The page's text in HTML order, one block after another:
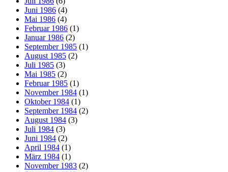
Juni 1986 (4)
Mai 1986 (4)
Februar 1986 (1)
Januar 1986 (2)
September 1985 (1)
August 1985 (2)
Juli 1985 (3)
Mai 1985 (2)
Februar 1985 (1)
November 1984 (1)
Oktober 1984 (1)
September 1984 (2)
August 1984 (3)
Juli 1984 (3)
Juni 1984 (2)
April 1984 (1)
März 1984 (1)
November 1983 (2)